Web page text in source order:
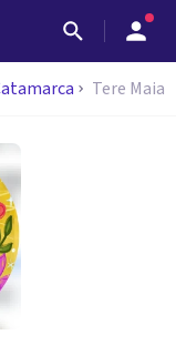
Tere Maia